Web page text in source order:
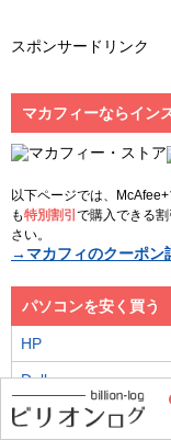
スポンサードリンク
マカフィーならイン
以下ページでは、
も特別割引 で購入できる
さい。
→マカフィのクーポン
パソコンを安く買う
HP
Dell
Lenovo